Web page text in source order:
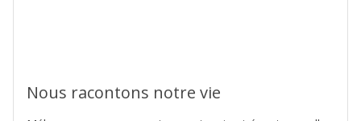
Nous racontons notre vie